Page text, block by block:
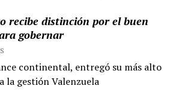
recibe distinción por el buen
gobernar
continental, entregó su más alto
la gestión Valenzuela